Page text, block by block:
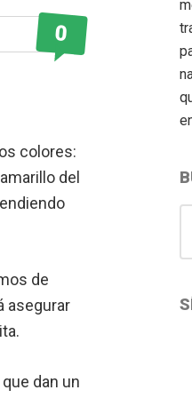
0
colores:
del
de
asegurar
dan un